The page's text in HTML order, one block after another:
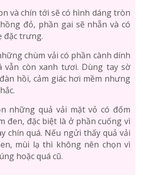
và chín tới sẽ có hình dáng tròn
đỏ, phần gai sẽ nhẵn và có
đặc trưng.
chùm vải có phần cành dính
vẫn còn xanh tươi. Dùng tay sờ
hồi, cảm giác hơi mềm nhưng
những quả vải mặt vỏ có đốm
đen, đặc biệt là ở phần cuống vì
chín quá. Nếu ngửi thấy quả vải
mùi lạ thì không nên chọn vì
hoặc quá cũ.